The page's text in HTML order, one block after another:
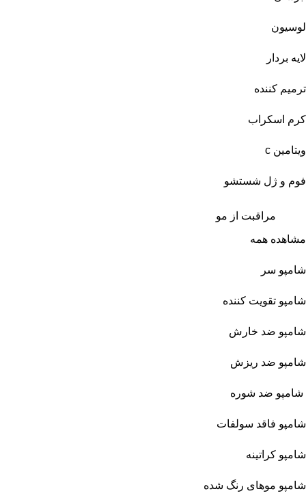
لوسیون
لایه بردار
ترمیم کننده
کرم اسکراب
ویتامین c
فوم و ژل شستشو
مراقبت از مو
مشاهده همه
شامپو سر
شامپو تقویت کننده
شامپو ضد خارش
شامپو ضد ریزش
شامپو ضد شوره
شامپو فاقد سولفات
شامپو کراتینه
شامپو موهای رنگ شده